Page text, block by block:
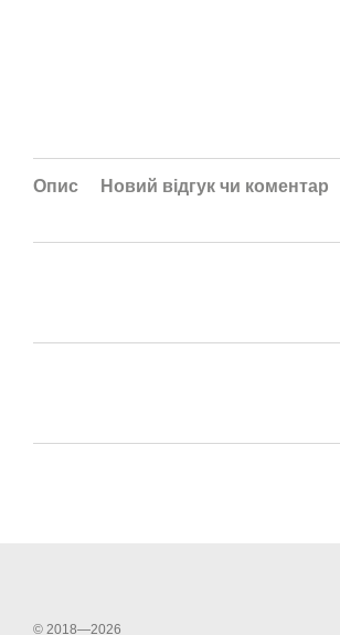
Опис Новий відгук чи коментар
© 2018—2026